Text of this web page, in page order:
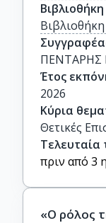
ΠΕΝΤΑΡΗΣ
Έτος
2026
Κύρια
Θετικές
πριν από 3
«Ο ρόλος